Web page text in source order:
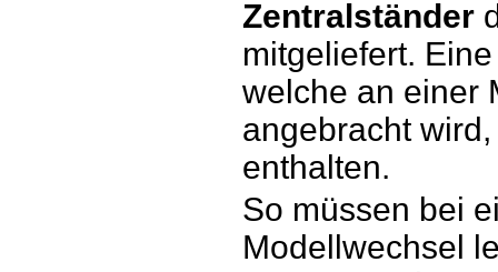
Zentralständer
mitgeliefert.
welche an einer
angebracht
enthalten.
So müssen bei
Modellwechsel